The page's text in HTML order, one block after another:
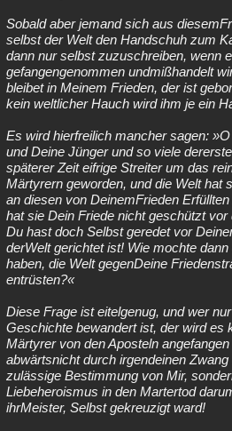
Sobald aber jemand sich aus
selbst der Welt den Handschuh zum
dann nur selbst zuzuschreiben, wenn
gefangengenommen undmißhandelt
bleibet in Meinem Frieden, der ist
kein weltlicher Hauch wird ihm je ein
Es wird hierfreilich mancher sagen:
und Deine Jünger und so viele
späterer Zeit eifrige Streiter um das
Märtyrern geworden, und die Welt hat
an diesen von DeinemFrieden
hat sie Dein Friede nicht geschützt
Du hast doch Selbst geredet vor
derWelt gerichtet ist! Wie mochte
haben, die Welt gegenDeine
entrüsten?«
Diese Frage ist eitelgenug, und wer
Geschichte bewandert ist, der wird es
Märtyrer von den Aposteln
abwärtsnicht durch irgendeinen
zulässige Bestimmung von Mir,
Liebeheroismus in den Martertod
ihrMeister, Selbst gekreuzigt ward!